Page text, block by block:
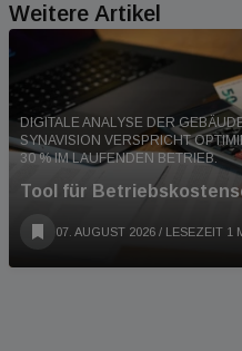
Weitere Artikel
DIGITALE ANALYSE DER
SYNAVISION VERSPRICHT
30 % IM LAUFENDEN BETRIEB.
Tool für
07. AUGUST 2026 / LESEZEIT 1